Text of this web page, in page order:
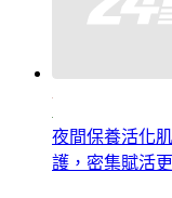
夜間保養活化
護，密集賦活